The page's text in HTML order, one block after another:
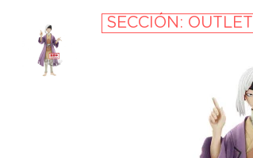
SECCIÓN: OUTLET